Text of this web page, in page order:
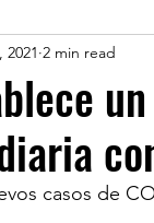
TECHNOLOGY
POLITIC
2021 2 min read
casos de